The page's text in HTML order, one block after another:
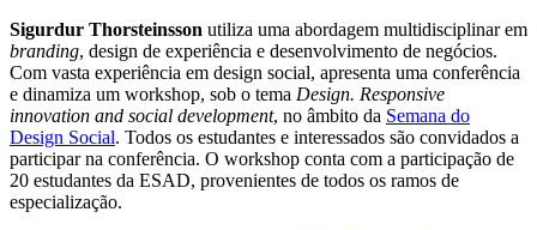
Sigurdur Thorsteinsson utiliza uma abordagem multidisciplinar em
branding, design de experiência e desenvolvimento de negócios.
Com vasta experiência em design social, apresenta uma conferência
e dinamiza um workshop, sob o tema Design. Responsive
innovation and social development, no âmbito da Semana do
Design Social. Todos os estudantes e interessados são convidados a
participar na conferência. O workshop conta com a participação de
20 estudantes da ESAD, provenientes de todos os ramos de
especialização.